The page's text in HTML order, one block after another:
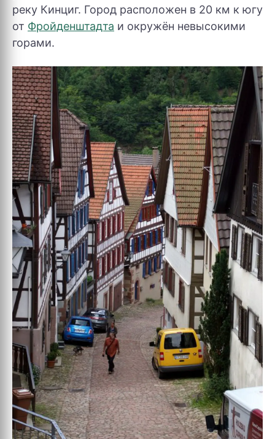
реку Кинциг. Город расположен в 20 км к югу
от Фройденштадта и окружён невысокими
горами.